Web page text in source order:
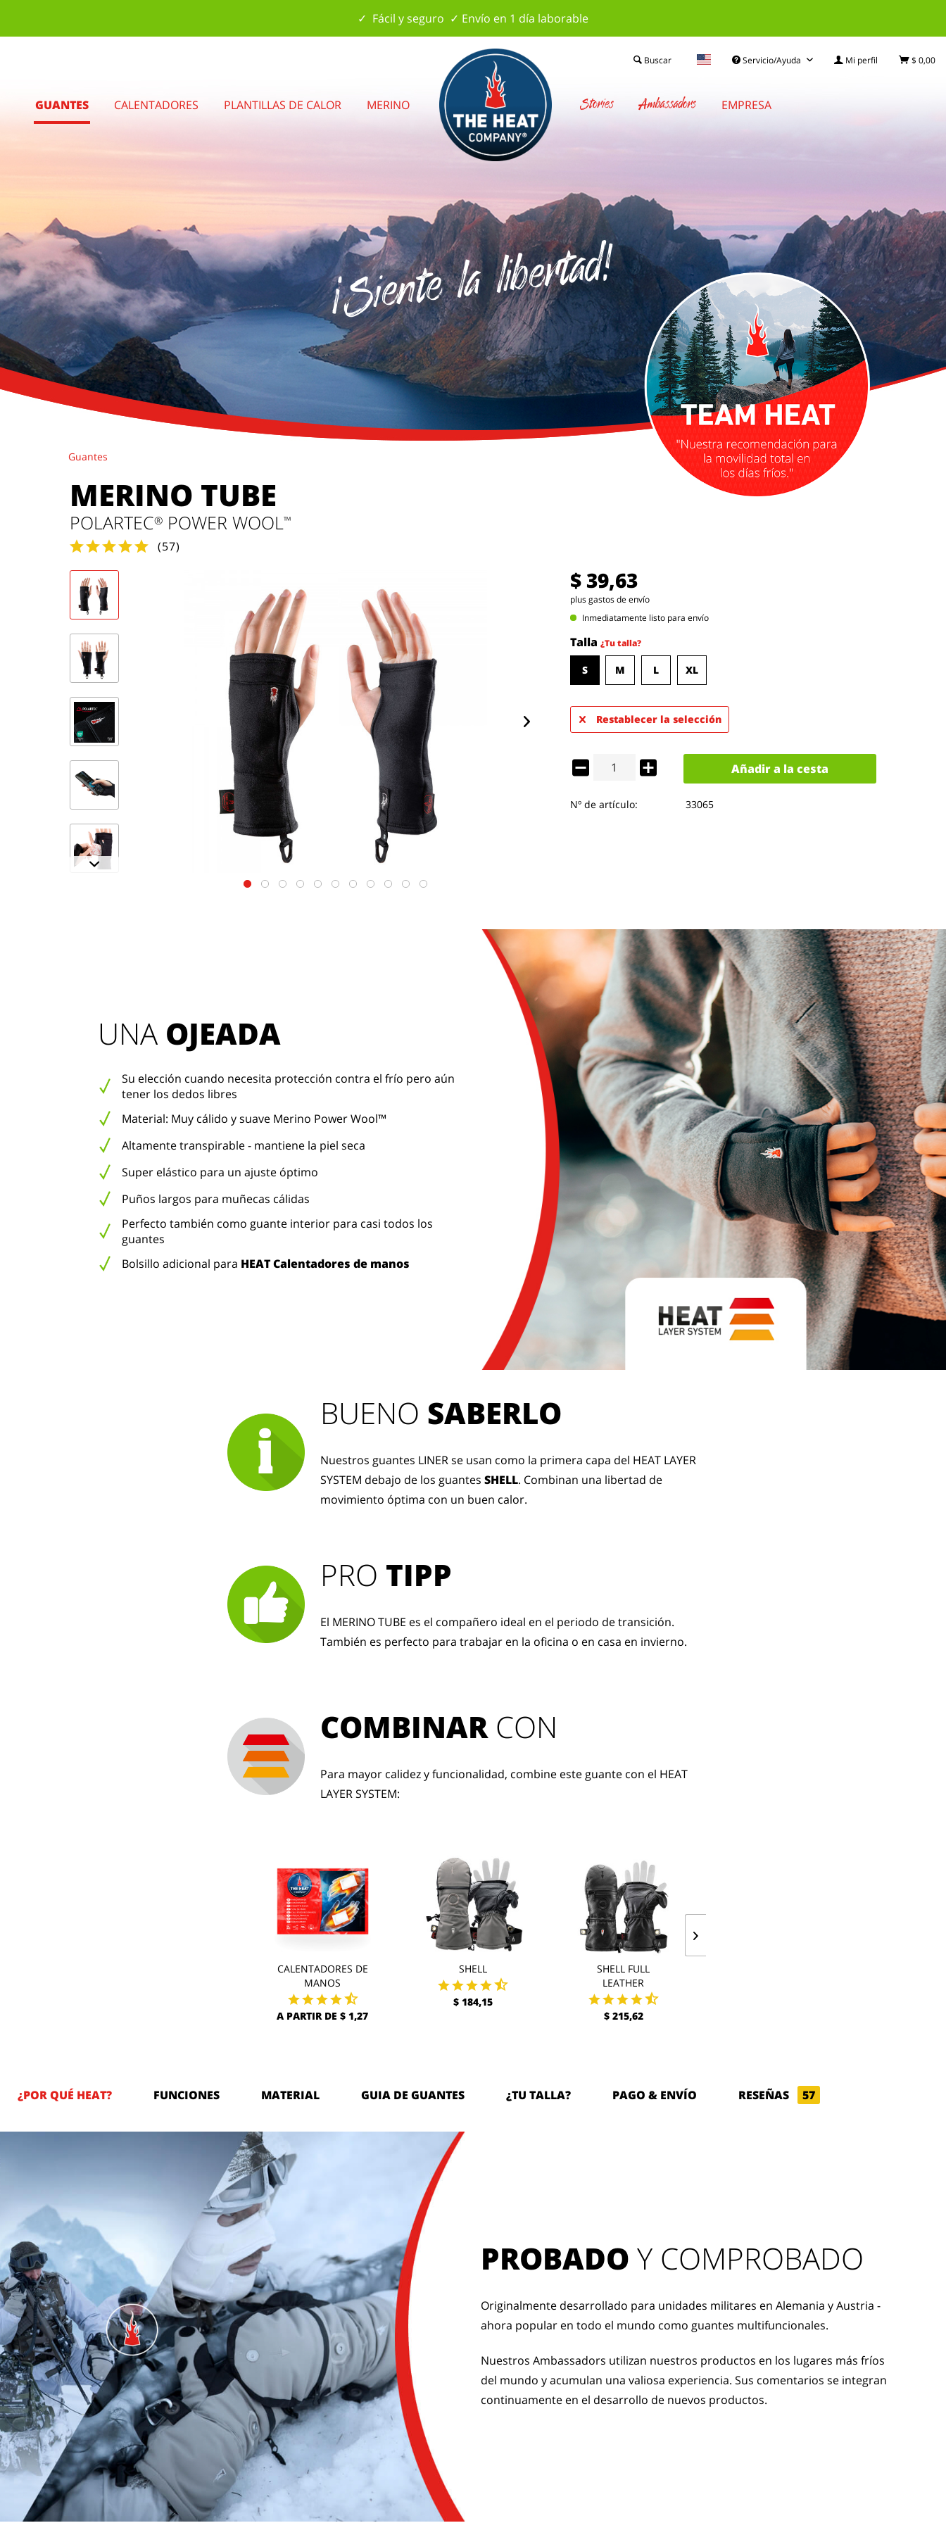
✓ Fácil y seguro ✓ Envío en 1 día laborable
¡Siente la libertad!
Servicio/Ayuda Mi perfil $ 0,00
Buscar
GUANTES CALENTADORES PLANTILLAS DE CALOR MERINO Stories Ambassadors EMPRESA
Guantes
MERINO TUBE
POLARTEC® POWER WOOL™
(57)
$ 39,63
plus gastos de envío
Inmediatamente listo para envío
Talla ¿Tu talla?
S M L XL
Restablecer la selección
Añadir a la cesta
Nº de artículo: 33065
UNA OJEADA
Su elección cuando necesita protección contra el frío pero aún
tener los dedos libres
Material: Muy cálido y suave Merino Power Wool™
Altamente transpirable - mantiene la piel seca
Super elástico para un ajuste óptimo
Puños largos para muñecas cálidas
Perfecto también como guante interior para casi todos los
guantes
Bolsillo adicional para HEAT Calentadores de manos
PRO TIPP
El MERINO TUBE es el compañero ideal en el periodo de transición.
También es perfecto para trabajar en la oficina o en casa en invierno.
BUENO SABERLO
Nuestros guantes LINER se usan como la primera capa del HEAT LAYER
SYSTEM debajo de los guantes SHELL. Combinan una libertad de
movimiento óptima con un buen calor.
CALENTADORES DE
MANOS
A PARTIR DE $ 1,27
SHELL
$ 184,15
SHELL FULL
LEATHER
$ 215,62
COMBINAR CON
Para mayor calidez y funcionalidad, combine este guante con el HEAT
LAYER SYSTEM:
¿POR QUÉ HEAT? FUNCIONES MATERIAL GUIA DE GUANTES ¿TU TALLA? PAGO & ENVÍO RESEÑAS 57
PROBADO Y COMPROBADO
Originalmente desarrollado para unidades militares en Alemania y Austria -
ahora popular en todo el mundo como guantes multifuncionales.
Nuestros Ambassadors utilizan nuestros productos en los lugares más fríos
del mundo y acumulan una valiosa experiencia. Sus comentarios se integran
continuamente en el desarrollo de nuevos productos.